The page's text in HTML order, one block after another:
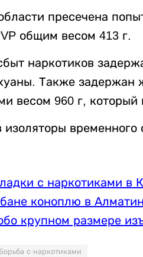
пресечена
общим весом 413 г.
наркотиков
Также задержан
весом 960 г,
временного
с наркотиками в
коноплю в
крупном размере
Борьба с наркотиками